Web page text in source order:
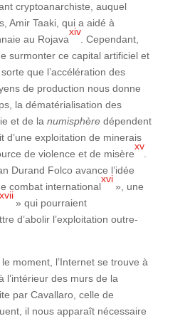
cryptoanarchiste, auquel
Amir Taaki, qui a aidé à
au Rojava
xiv
. Cependant,
surmonter ce capital artificiel et
que l’accélération des
de production nous donne
la dématérialisation des
et de la numisphèredépendent
d’une exploitation de minerais
de violence et de misère
xv
.
Durand Folco avance l’idée
combat international
xvi
», une
xvii
» qui pourraient
d’abolir l’exploitation outre-
moment, l’Internet se trouve à
l’intérieur des murs de la
par Cavallaro, celle de
il nous apparaît nécessaire